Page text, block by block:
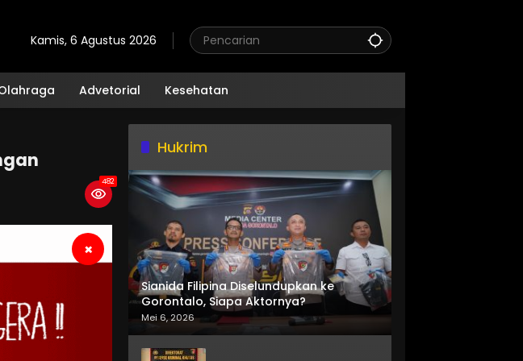
Kamis, 6 Agustus 2026
Advetorial Kesehatan
482
×
Hukrim
Sianida Filipina Diselundupkan ke
Gorontalo, Siapa Aktornya?
Mei 6, 2026